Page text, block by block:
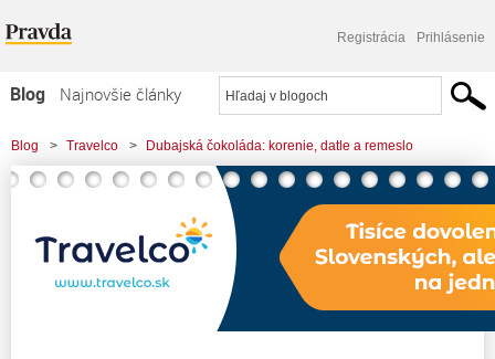
Registrácia Prihlásenie
Blog
Najnovšie články
Najčítanejšie články
Najkomentovanejšie články
Blog > Travelco > Dubajská čokoláda: korenie, datle a remeslo